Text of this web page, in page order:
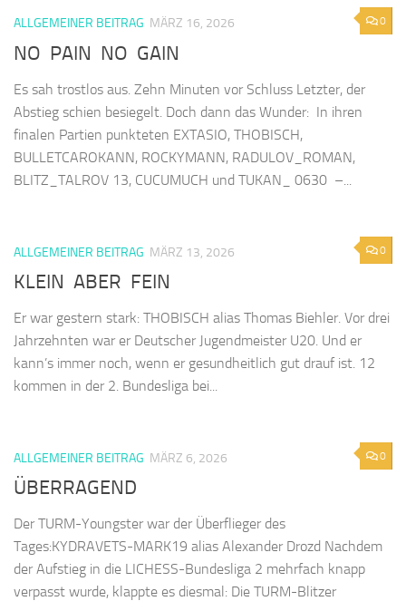
0
ALLGEMEINER BEITRAG MÄRZ 16, 2026
NO PAIN NO GAIN
Es sah trostlos aus. Zehn Minuten vor Schluss Letzter, der
Abstieg schien besiegelt. Doch dann das Wunder: In ihren
finalen Partien punkteten EXTASIO, THOBISCH,
BULLETCAROKANN, ROCKYMANN, RADULOV_ROMAN,
BLITZ_TALROV 13, CUCUMUCH und TUKAN_ 0630 –...
0
ALLGEMEINER BEITRAG MÄRZ 13, 2026
KLEIN ABER FEIN
Er war gestern stark: THOBISCH alias Thomas Biehler. Vor drei
Jahrzehnten war er Deutscher Jugendmeister U20. Und er
kann’s immer noch, wenn er gesundheitlich gut drauf ist. 12
kommen in der 2. Bundesliga bei...
0
ALLGEMEINER BEITRAG MÄRZ 6, 2026
ÜBERRAGEND
Der TURM-Youngster war der Überflieger des
Tages:KYDRAVETS-MARK19 alias Alexander Drozd Nachdem
der Aufstieg in die LICHESS-Bundesliga 2 mehrfach knapp
verpasst wurde, klappte es diesmal: Die TURM-Blitzer